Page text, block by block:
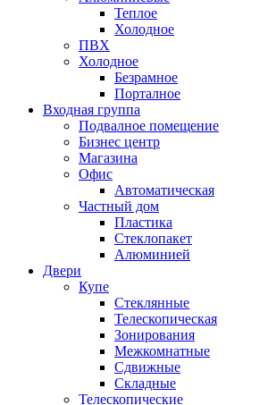
Теплое
Холодное
ПВХ
Холодное
Безрамное
Порталное
Входная группа
Подвалное помещение
Бизнес центр
Магазина
Офис
Автоматическая
Частный дом
Пластика
Стеклопакет
Алюминией
Двери
Купе
Стеклянные
Телескопическая
Зонирования
Межкомнатные
Сдвижные
Складные
Телескопические